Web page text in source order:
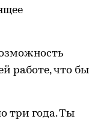
работе, что бы
три года. Ты